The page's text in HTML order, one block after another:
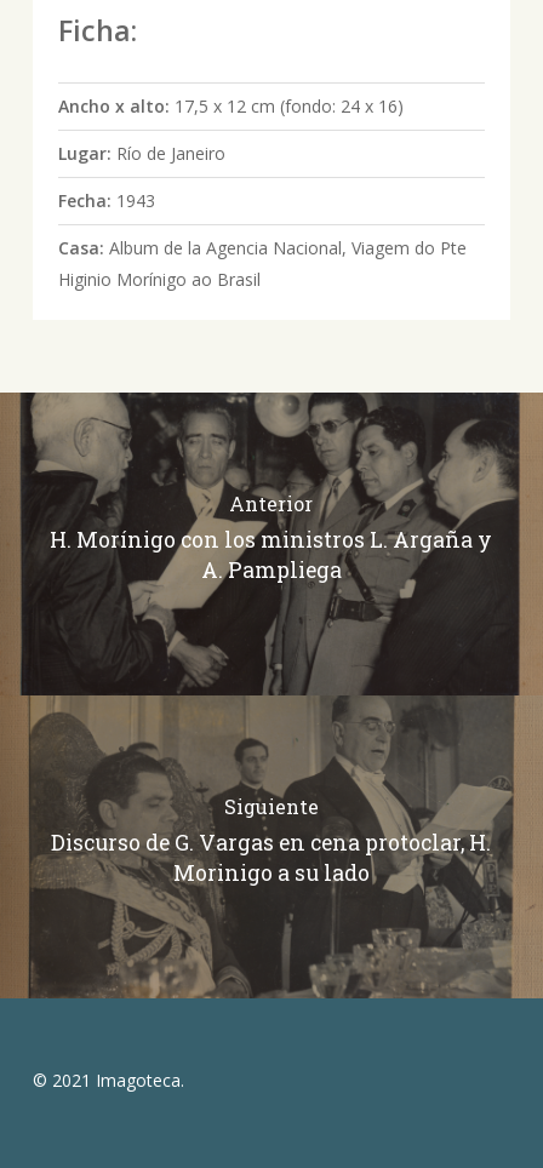
Ficha:
Ancho x alto: 17,5 x 12 cm (fondo: 24 x 16)
Lugar: Río de Janeiro
Fecha: 1943
Casa: Album de la Agencia Nacional, Viagem do Pte
Higinio Morínigo ao Brasil
Anterior
H. Morínigo con los ministros L. Argaña y
A. Pampliega
Siguiente
Discurso de G. Vargas en cena protoclar, H.
Morinigo a su lado
© 2021 Imagoteca.